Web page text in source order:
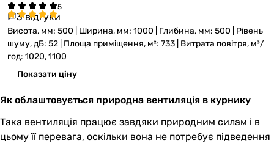
3 відгуки
Висота, мм: 500 | Ширина, мм: 1000 | Глибина, мм: 500 | Рівень
шуму, дБ: 52 | Площа приміщення, м²: 733 | Витрата повітря, м³/
год: 1020, 1100
Показати ціну
Як облаштовується природна вентиляція в курнику
Така вентиляція працює завдяки природним силам і в
цьому її перевага, оскільки вона не потребує підведення